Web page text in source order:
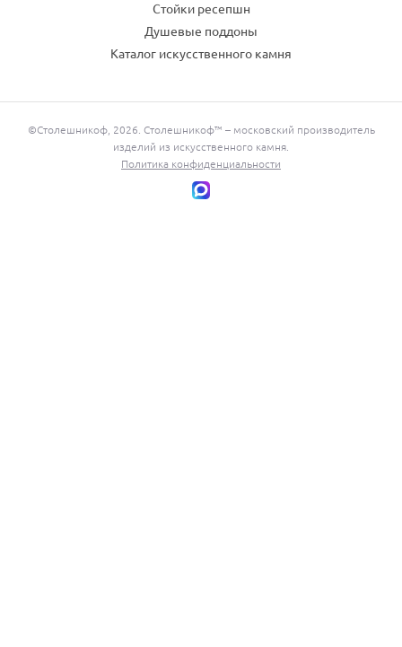
Стойки ресепшн
Душевые поддоны
Каталог искусственного камня
©Столешникоф, 2026. Столешникоф™ – московский производитель
изделий из искусственного камня.
Политика конфиденциальности